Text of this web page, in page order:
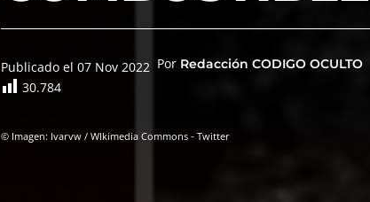
Publicado el 07 Nov 2022 Por Redacción CODIGO OCULTO
30.784
© Imagen: Ivarvw / WIkimedia Commons - Twitter